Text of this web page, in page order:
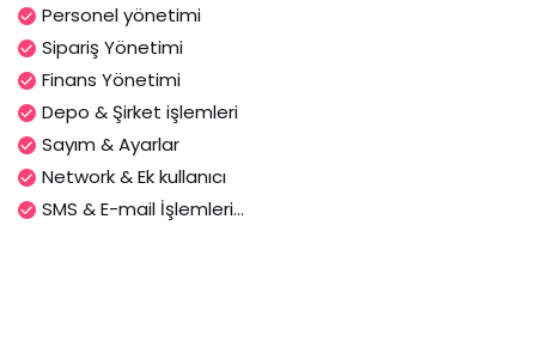
Personel yönetimi
Sipariş Yönetimi
Finans Yönetimi
Depo & Şirket işlemleri
Sayım & Ayarlar
Network & Ek kullanıcı
SMS & E-mail İşlemleri...